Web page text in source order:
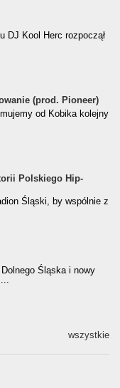
Roku
DJ Kool Herc rozpoczął
(prod. Pioneer)
(prod. Pioneer)
od Kobika kolejny
Hip-
Polskiego Hip-
Śląski, by wspólnie z
Śląska i nowy
wszystkie